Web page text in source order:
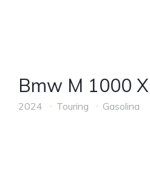
Bmw M 1000
2024 Touring Gasolina